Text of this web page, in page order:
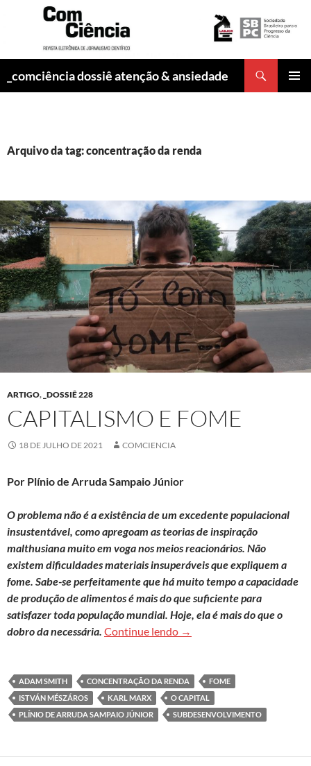
_comciência dossiê atenção & ansiedade
Arquivo da tag: concentração da renda
ARTIGO, _DOSSIÊ 228
CAPITALISMO E FOME
18 DE JULHO DE 2021 COMCIENCIA
Por Plínio de Arruda Sampaio Júnior
O problema não é a existência de um excedente populacional
insustentável, como apregoam as teorias de inspiração
malthusiana muito em voga nos meios reacionários. Não
existem dificuldades materiais insuperáveis que expliquem a
fome. Sabe-se perfeitamente que há muito tempo a capacidade
de produção de alimentos é mais do que suficiente para
satisfazer toda população mundial. Hoje, ela é mais do que o
dobro da necessária. Continue lendo Capitalismo e fome
→
ADAM SMITH CONCENTRAÇÃO DA RENDA
FOME
ISTVÁN MÉSZÁROS
KARL MARX
O CAPITAL
PLÍNIO DE ARRUDA SAMPAIO JÚNIOR
SUBDESENVOLVIMENTO